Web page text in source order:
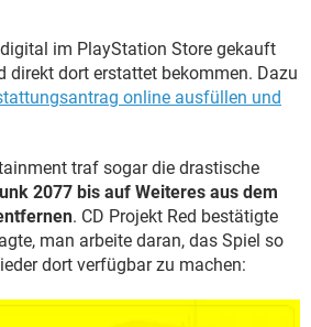
im PlayStation Store gekauft
direkt dort erstattet bekommen. Dazu
online ausfüllen und
traf sogar die drastische
2077 bis auf Weiteres aus dem
. CD Projekt Red bestätigte
man arbeite daran, das Spiel so
dort verfügbar zu machen: